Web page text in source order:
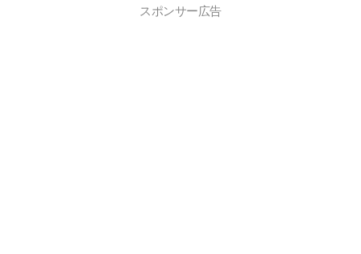
スポンサー広告